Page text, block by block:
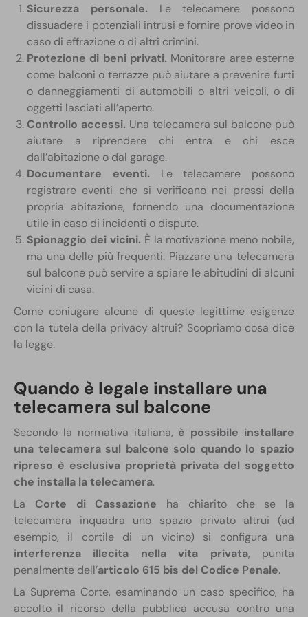
Sicurezza personale. Le telecamere possono
dissuadere i potenziali intrusi e fornire prove video in
caso di effrazione o di altri crimini.
Protezione di beni privati. Monitorare aree esterne
come balconi o terrazze può aiutare a prevenire furti
o danneggiamenti di automobili o altri veicoli, o di
oggetti lasciati all’aperto.
Controllo accessi. Una telecamera sul balcone può
aiutare a riprendere chi entra e chi esce
dall’abitazione o dal garage.
Documentare eventi. Le telecamere possono
registrare eventi che si verificano nei pressi della
propria abitazione, fornendo una documentazione
utile in caso di incidenti o dispute.
Spionaggio dei vicini. È la motivazione meno nobile,
ma una delle più frequenti. Piazzare una telecamera
sul balcone può servire a spiare le abitudini di alcuni
vicini di casa.
Come coniugare alcune di queste legittime esigenze
con la tutela della privacy altrui? Scopriamo cosa dice
la legge.
Quando è legale installare una
telecamera sul balcone
Secondo la normativa italiana, è possibile installare
una telecamera sul balcone solo quando lo spazio
ripreso è esclusiva proprietà privata del soggetto
che installa la telecamera.
La Corte di Cassazione ha chiarito che se la
telecamera inquadra uno spazio privato altrui (ad
esempio, il cortile di un vicino) si configura una
interferenza illecita nella vita privata, punita
penalmente dell’articolo 615 bis del Codice Penale.
La Suprema Corte, esaminando un caso specifico, ha
accolto il ricorso della pubblica accusa contro una